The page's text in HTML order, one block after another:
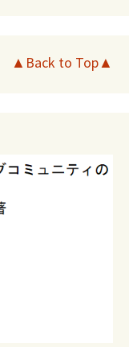
▲Back to Top▲